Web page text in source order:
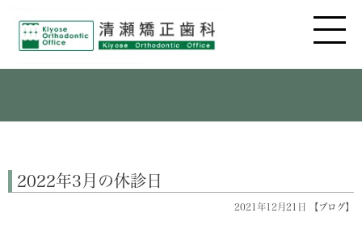
2022年3月の休診日
2021年12月21日 【 ブログ】